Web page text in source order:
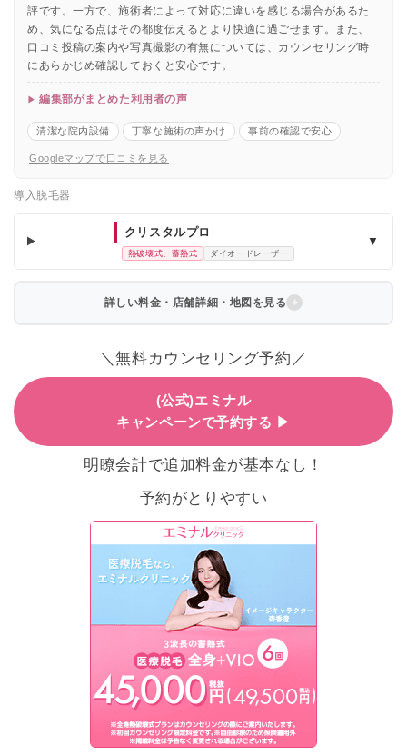
評です。一方で、施術者によって対応に違いを感じる場合があるた
め、気になる点はその都度伝えるとより快適に過ごせます。また、
口コミ投稿の案内や写真撮影の有無については、カウンセリング時
にあらかじめ確認しておくと安心です。
編集部がまとめた利用者の声
清潔な院内設備 丁寧な施術の声かけ 事前の確認で安心
Googleマップで口コミを見る
導入脱毛器
クリスタルプロ
熱破壊式、蓄熱式 ダイオードレーザー
▼
詳しい料金・店舗詳細・地図を見る
＼無料カウンセリング予約／
(公式)エミナル
キャンペーンで予約する ▶
明瞭会計で追加料金が基本なし！
予約がとりやすい